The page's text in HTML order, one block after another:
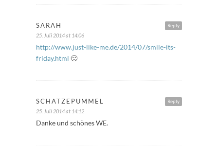
Reply
SARAH
25. Juli 2014 at 14:06
http://www.just-like-me.de/2014/07/smile-its-
friday.html 🙂
Reply
SCHATZEPUMMEL
25. Juli 2014 at 14:12
Danke und schönes WE.